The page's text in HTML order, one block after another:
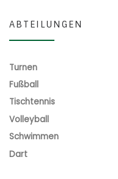
ABTEILUNGEN
Turnen
Fußball
Tischtennis
Volleyball
Schwimmen
Dart